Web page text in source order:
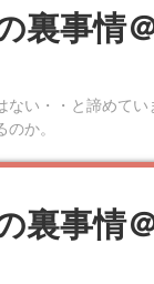
裏事情
ない・・と諦めて
か。
裏事情